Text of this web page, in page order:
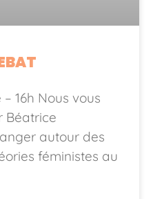
16h Nous vous
Béatrice
autour des
féministes au